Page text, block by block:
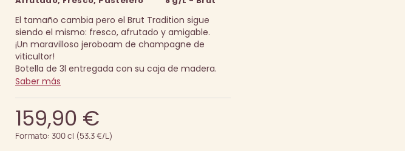
El tamaño cambia pero el Brut Tradition sigue
siendo el mismo: fresco, afrutado y amigable.
¡Un maravilloso jeroboam de champagne de
viticultor!
Botella de 3l entregada con su caja de madera.
Saber más
159,90 €
Formato: 300 cl (53.3 €/L)